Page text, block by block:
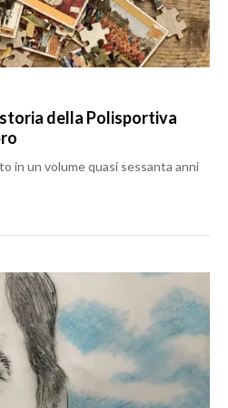
della Polisportiva
in un volume quasi sessanta anni